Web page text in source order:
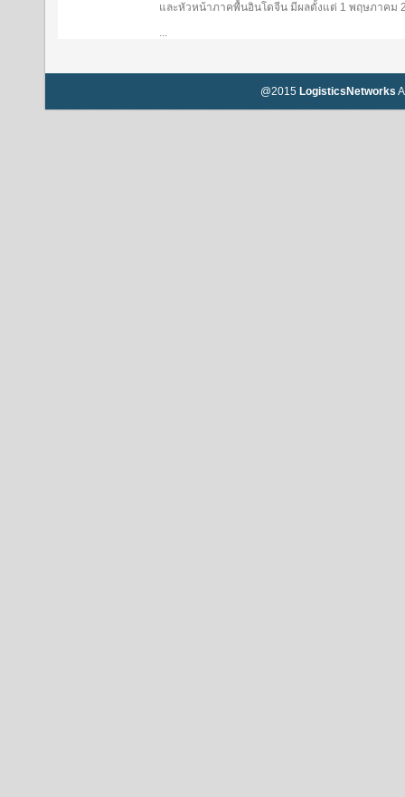
และหัวหน้าภาคพื้นอินโดจีน มีผลตั้งแต่ 1 พฤษภาคม
...
@2015 LogisticsNetworks